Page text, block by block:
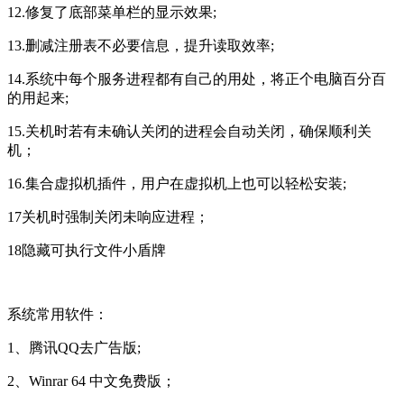
12.修复了底部菜单栏的显示效果;
13.删减注册表不必要信息，提升读取效率;
14.系统中每个服务进程都有自己的用处，将正个电脑百分百
的用起来;
15.关机时若有未确认关闭的进程会自动关闭，确保顺利关
机；
16.集合虚拟机插件，用户在虚拟机上也可以轻松安装;
17关机时强制关闭未响应进程；
18隐藏可执行文件小盾牌
系统常用软件：
1、腾讯QQ去广告版;
2、Winrar 64 中文免费版；